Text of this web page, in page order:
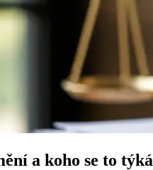
a koho se to týká